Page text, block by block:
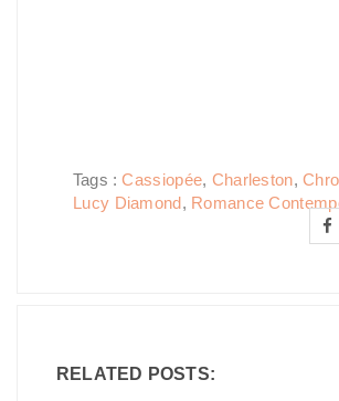
Tags :Cassiopée, Charleston,
Lucy Diamond, Romance
RELATED POSTS: